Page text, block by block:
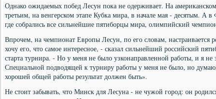
Однако ожидаемых побед Лесун пока не одерживает. На
третьим, на венгерском этапе Кубка мира, в начале мая - десятым. А
где собрались все сильнейшие пятиборцы мира, олимпийский
Впрочем, на чемпионат Европы Лесун, по его словам, настраивается
хочу его, что самое интересное, - сказал сильнейший российский
старта турнира. - Но у меня не было узконаправленной работы, и я не
Специальной подводящей к турниру работы у меня не было, но
хорошей общей работы результат должен быть».
Не стоит забывать, что Минск для Лесуна - не чужой город: он